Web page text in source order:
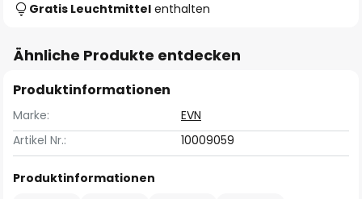
Gratis Leuchtmittel enthalten
Ähnliche Produkte entdecken
Produktinformationen
Marke:
EVN
Artikel Nr.:
10009059
Produktinformationen